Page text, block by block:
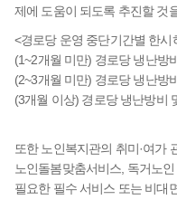
제에 도움이 되도록 추진할 것
<경로당 운영 중단기간별 한시
(1~2개월 미만) 경로당 냉난방
(2~3개월 미만) 경로당 냉난방
(3개월 이상) 경로당 냉난방비
또한 노인복지관의 취미·여가
노인돌봄맞춤서비스, 독거노
필요한 필수 서비스 또는 비대